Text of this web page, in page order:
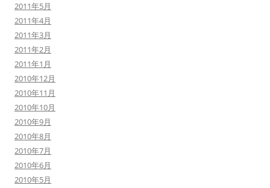
2011年5月
2011年4月
2011年3月
2011年2月
2011年1月
2010年12月
2010年11月
2010年10月
2010年9月
2010年8月
2010年7月
2010年6月
2010年5月